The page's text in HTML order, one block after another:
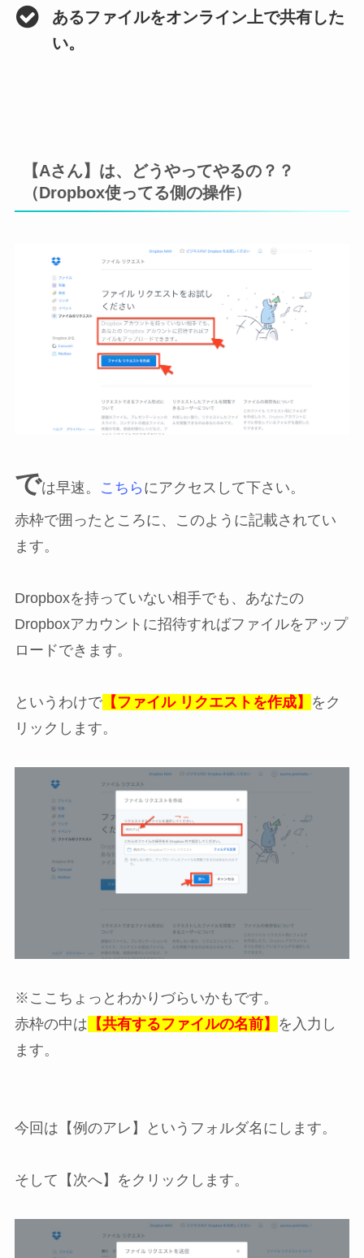
あるファイルをオンライン上で共有した
い。
【Aさん】は、どうやってやるの？？
（Dropbox使ってる側の操作）
では早速。 こちら にアクセスして下さい。
赤枠で囲ったところに、このように記載されてい
ます。
Dropboxを持っていない相手でも、あなたの
Dropboxアカウントに招待すればファイルをアップ
ロードできます。
というわけで【ファイル リクエストを作成】
をク
リックします。
※ここちょっとわかりづらいかもです。
赤枠の中は 【共有するファイルの名前】
を入力し
ます。
今回は【例のアレ】というフォルダ名にします。
そして【次へ】をクリックします。